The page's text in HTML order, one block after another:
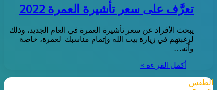
تعرَّف على سعر تأشيرة العمرة 2022
يبحث الأفراد عن سعر تأشيرة العمرة في العام الجديد، وذلك
لرغبتهم في زيارة بيت الله وإتمام مناسبك العمرة، خاصة
وأنه…
أكمل القراءة »
الطقس